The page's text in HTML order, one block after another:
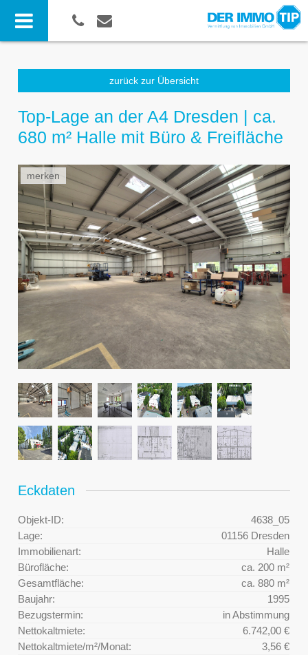
zurück zur Übersicht
Top-Lage an der A4 Dresden | ca.
680 m² Halle mit Büro & Freifläche
merken
Eckdaten
Objekt-ID:
4638_05
Lage:
01156 Dresden
Immobilienart:
Halle
Bürofläche:
ca. 200 m²
Gesamtfläche:
ca. 880 m²
Baujahr:
1995
Bezugstermin:
in Abstimmung
Nettokaltmiete:
6.742,00 €
Nettokaltmiete/m²/Monat:
3,56 €